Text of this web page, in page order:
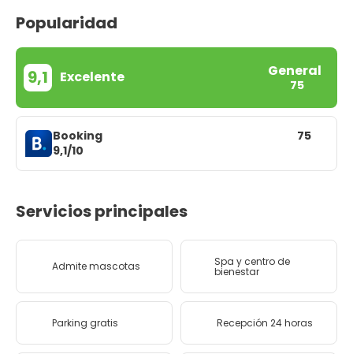
Popularidad
9,1 Excelente General
75
Booking
9,1/10
75
Servicios principales
Admite mascotas Spa y centro de
bienestar
Parking gratis Recepción 24 horas